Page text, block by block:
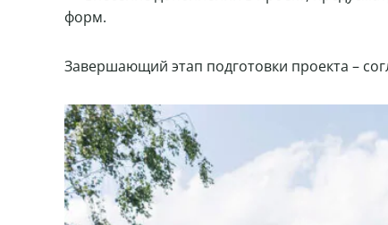
форм.
Завершающий этап подготовки проекта –